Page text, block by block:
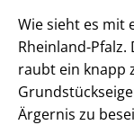
Wie sieht es mit
Rheinland-
raubt ein knapp
Ärgernis zu